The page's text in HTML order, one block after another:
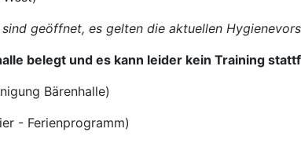
geöffnet, es gelten die aktuellen
belegt und es kann leider kein Training
Bärenhalle)
- Ferienprogramm)